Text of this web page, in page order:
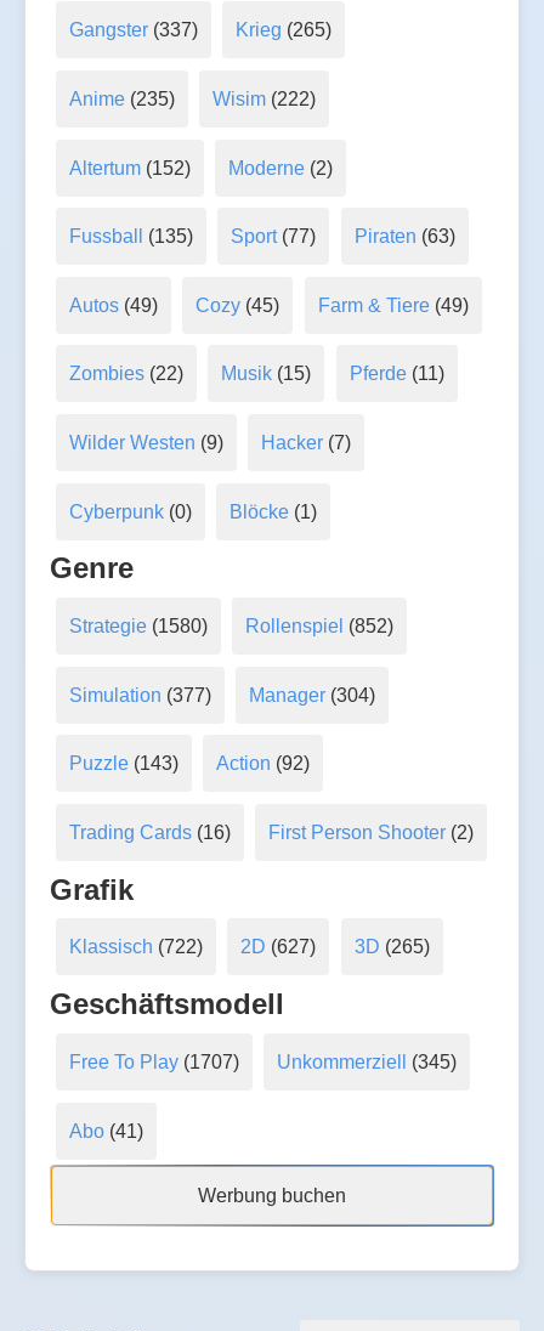
Gangster(337) Krieg (265)
Anime(235) Wisim (222)
Altertum(152) Moderne (2)
Fussball (135) Sport(77) Piraten (63)
Autos(49) Cozy (45) Farm & Tiere(49)
Zombies(22) Musik (15) Pferde(11)
Wilder Westen (9) Hacker (7)
Cyberpunk(0) Blöcke (1)
Genre
Strategie(1580) Rollenspiel (852)
Simulation (377) Manager (304)
Puzzle(143) Action (92)
Trading Cards(16) First Person Shooter (2)
Grafik
Klassisch (722) 2D (627) 3D (265)
Geschäftsmodell
Free To Play(1707) Unkommerziell (345)
Abo(41)
Werbung buchen